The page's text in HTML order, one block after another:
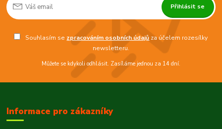
Přihlásit se
Souhlasím se zpracováním osobních údajů za účelem rozesílky
newsletteru.
Můžete se kdykoli odhlásit. Zasíláme jednou za 14 dní.
Informace pro zákazníky